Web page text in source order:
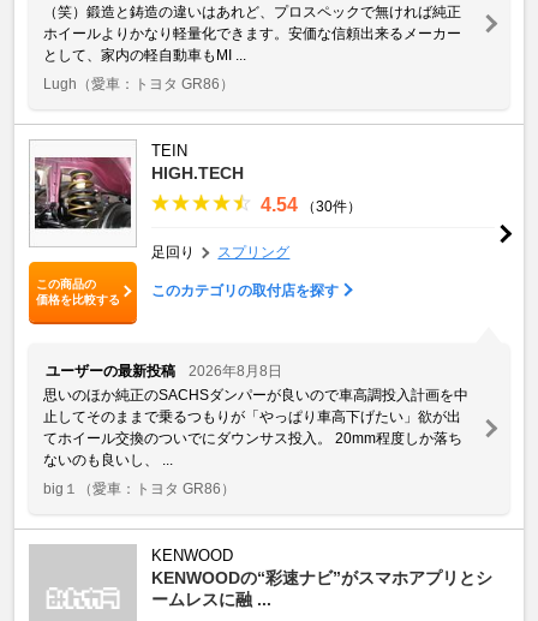
（笑）鍛造と鋳造の違いはあれど、プロスペックで無ければ純正
ホイールよりかなり軽量化できます。安価な信頼出来るメーカー
として、家内の軽自動車もMI ...
Lugh （愛車：トヨタ GR86）
この商品の
価格を比較する
TEIN
HIGH.TECH
4.54 （30件）
足回り スプリング
このカテゴリの取付店を探す
ユーザーの最新投稿
2026年8月8日
思いのほか純正のSACHSダンパーが良いので車高調投入計画を中
止してそのままで乗るつもりが「やっぱり車高下げたい」欲が出
てホイール交換のついでにダウンサス投入。 20mm程度しか落ち
ないのも良いし、 ...
big１
（愛車：トヨタ GR86）
KENWOOD
KENWOODの“彩速ナビ”がスマホアプリとシ
ームレスに融 ...